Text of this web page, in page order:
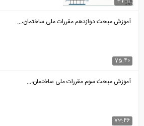
75:40
آموزش مبحث دوازدهم مقررات ملی ساختمان،...
73:46
آموزش مبحث سوم مقررات ملی ساختمان،...